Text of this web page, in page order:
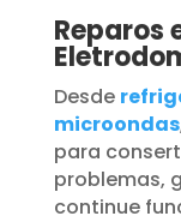
Reparos
Desde
microondas
para
problemas,
continue